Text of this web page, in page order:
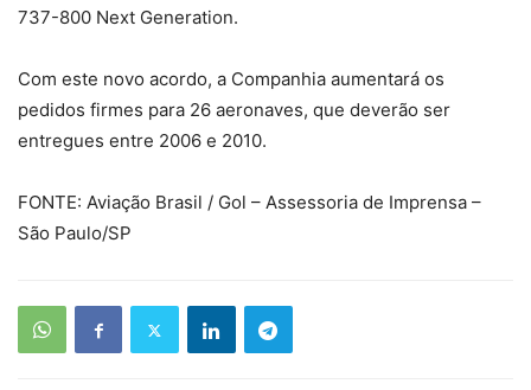
737-800 Next Generation.
Com este novo acordo, a Companhia aumentará os
pedidos firmes para 26 aeronaves, que deverão ser
entregues entre 2006 e 2010.
FONTE: Aviação Brasil / Gol – Assessoria de Imprensa –
São Paulo/SP